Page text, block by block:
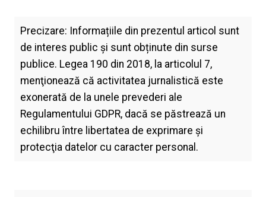
Precizare: Informațiile din prezentul articol sunt
de interes public și sunt obținute din surse
publice. Legea 190 din 2018, la articolul 7,
menţionează că activitatea jurnalistică este
exonerată de la unele prevederi ale
Regulamentului GDPR, dacă se păstrează un
echilibru între libertatea de exprimare şi
protecţia datelor cu caracter personal.